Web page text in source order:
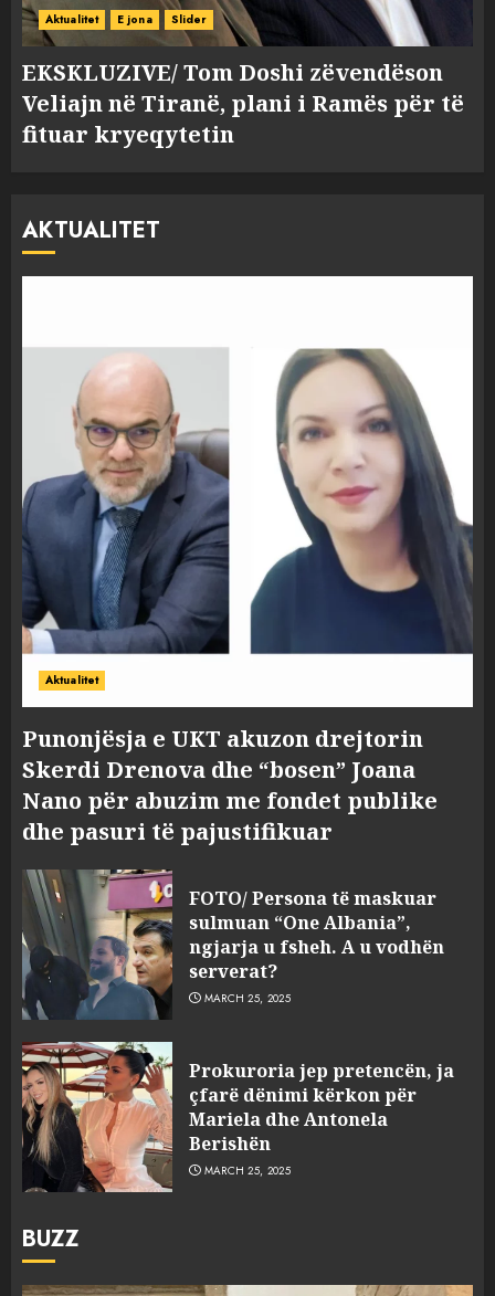
Aktualitet E jona Slider
EKSKLUZIVE/ Tom Doshi zëvendëson
Veliajn në Tiranë, plani i Ramës për të
fituar kryeqytetin
AKTUALITET
Aktualitet
Punonjësja e UKT akuzon drejtorin
Skerdi Drenova dhe “bosen” Joana
Nano për abuzim me fondet publike
dhe pasuri të pajustifikuar
FOTO/ Persona të maskuar
sulmuan “One Albania”,
ngjarja u fsheh. A u vodhën
serverat?
MARCH 25, 2025
Prokuroria jep pretencën, ja
çfarë dënimi kërkon për
Mariela dhe Antonela
Berishën
MARCH 25, 2025
BUZZ